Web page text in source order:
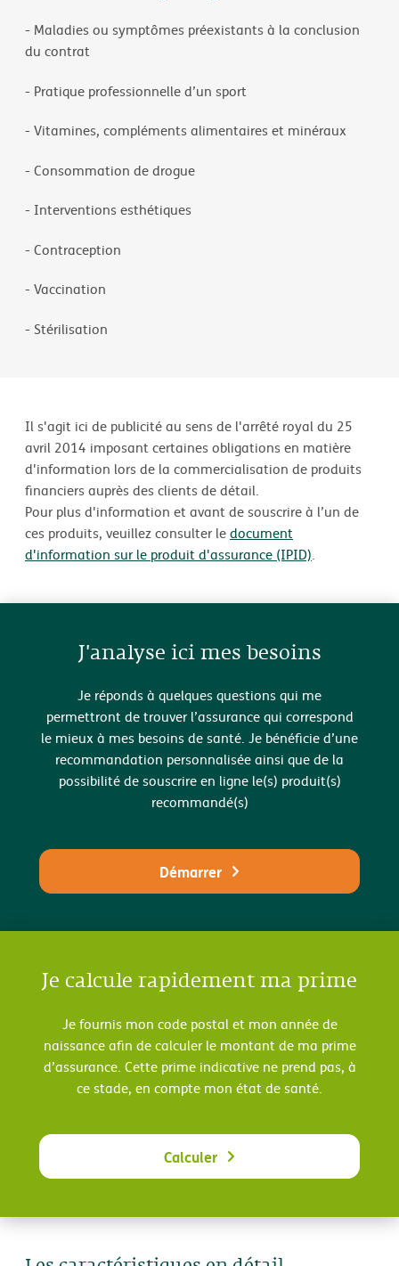
- Maladies ou symptômes préexistants à la conclusion
du contrat
- Pratique professionnelle d’un sport
- Vitamines, compléments alimentaires et minéraux
- Consommation de drogue
- Interventions esthétiques
- Contraception
- Vaccination
- Stérilisation
Il s'agit ici de publicité au sens de l'arrêté royal du 25
avril 2014 imposant certaines obligations en matière
d'information lors de la commercialisation de produits
financiers auprès des clients de détail.
Pour plus d'information et avant de souscrire à l’un de
ces produits, veuillez consulter ledocument
d'information sur le produit d'assurance (IPID).
J'analyse ici mes besoins
Je réponds à quelques questions qui me
permettront de trouver l’assurance qui correspond
le mieux à mes besoins de santé. Je bénéficie d’une
recommandation personnalisée ainsi que de la
possibilité de souscrire en ligne le(s) produit(s)
recommandé(s)
Démarrer
Je calcule rapidement ma prime
Je fournis mon code postal et mon année de
naissance afin de calculer le montant de ma prime
d’assurance. Cette prime indicative ne prend pas, à
ce stade, en compte mon état de santé.
Calculer